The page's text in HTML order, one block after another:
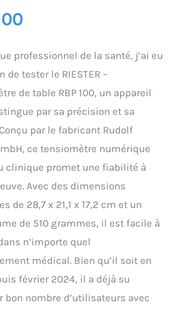
professionnel de la santé, j’ai eu
de tester le RIESTER –
de table RBP 100, un appareil
par sa précision et sa
par le fabricant Rudolf
ce tensiomètre numérique
clinique promet une fiabilité à
Avec des dimensions
de 28,7 x 21,1 x 17,2 cm et un
de 510 grammes, il est facile à
n’importe quel
médical. Bien qu’il soit en
février 2024, il a déjà su
bon nombre d’utilisateurs avec